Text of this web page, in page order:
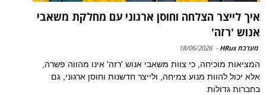
איך לייצר הצלחה וחוסן ארגוני עם מחלקת משאבי
אנוש 'רזה'
מערכת HRus -
18/06/2026
המציאות מוכיחה, כי צוות משאבי אנוש 'רזה' אינו מהווה פשרה,
אלא יכול להוות מנוע צמיחה, ולייצר חדשנות וחוסן ארגוני, גם
בחברות גדולות